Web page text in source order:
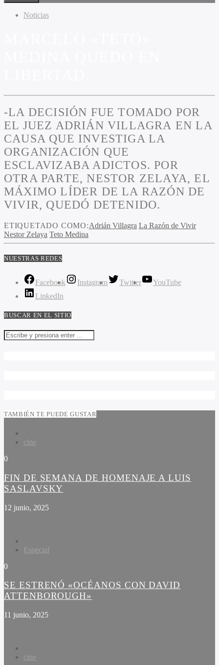
Noticias
-LA DECISIÓN FUE TOMADO POR
EL JUEZ ADRIÁN VILLAGRA EN LA
CAUSA QUE INVESTIGA LA
ORGANIZACIÓN QUE
ESCLAVIZABA ADICTOS. POR
OTRA PARTE, NESTOR ZELAYA, EL
MÁXIMO LÍDER DE LA RAZÓN DE
VIVIR, QUEDÓ DETENIDO.
ETIQUETADO COMO:Adrián Villagra La Razón de Vivir
Nestor Zelaya Teto Medina
NUESTRAS REDES
Facebook Instagram Twitter
YouTube
LinkedIn
BUSCAR EN EL SITIO
TAMBIÉN TE PUEDE GUSTAR
cine
0
FIN DE SEMANA DE HOMENAJE A LUIS
SASLAVSKY
12 junio, 2025
Especial
0
SE ESTRENÓ «OCÉANOS CON DAVID
ATTENBOROUGH»
11 junio, 2025
cine